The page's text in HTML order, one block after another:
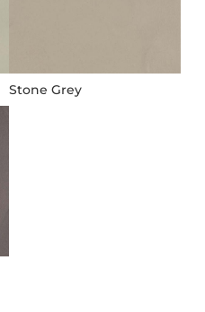
Stone Grey